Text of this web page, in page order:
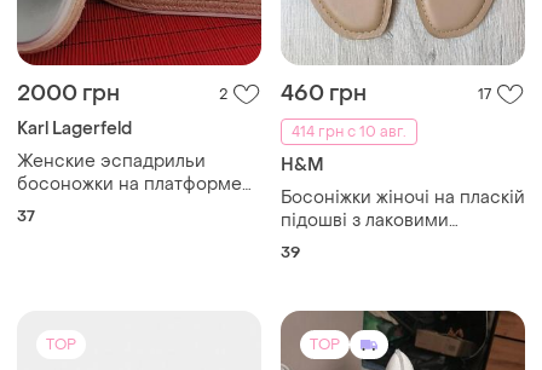
2000 грн 2
Karl Lagerfeld
Женские эспадрильи
босоножки на платформе
karl lagerfeld paris 37р
37
460 грн
17
414 грн с 10 авг.
H&M
Босоніжки жіночі на пласкій
підошві з лаковими
ремінцями h&m
39
TOP TOP